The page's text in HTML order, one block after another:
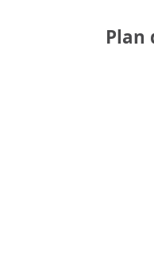
Plan